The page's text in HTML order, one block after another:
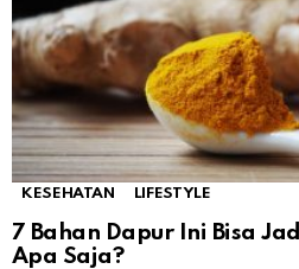
KESEHATAN LIFESTYLE
7 Bahan Dapur Ini Bisa
Apa Saja?